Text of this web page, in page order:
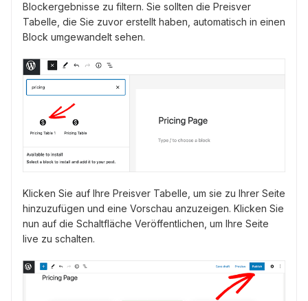
Blockergebnisse zu filtern. Sie sollten die Preisver
Tabelle, die Sie zuvor erstellt haben, automatisch in einen
Block umgewandelt sehen.
Klicken Sie auf Ihre Preisver Tabelle, um sie zu Ihrer Seite
hinzuzufügen und eine Vorschau anzuzeigen. Klicken Sie
nun auf die Schaltfläche Veröffentlichen, um Ihre Seite
live zu schalten.